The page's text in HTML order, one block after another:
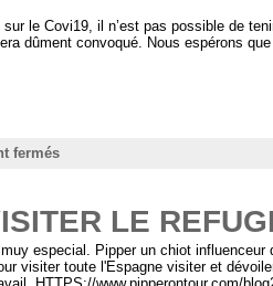
le Covi19, il n’est pas possible de
dûment convoqué. Nous espérons
fermés
LE
especial . Pipper un chiot influenceur
visiter toute l'Espagne visiter et